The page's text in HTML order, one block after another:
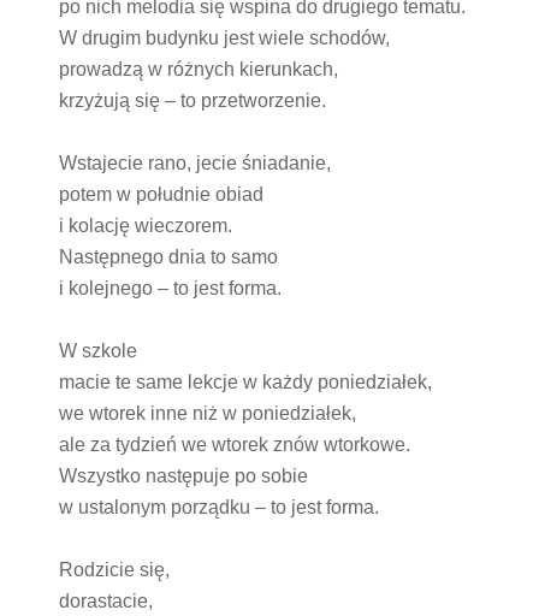
po nich melodia się wspina do drugiego tematu.
W drugim budynku jest wiele schodów,
prowadzą w różnych kierunkach,
krzyżują się – to przetworzenie.
Wstajecie rano, jecie śniadanie,
potem w południe obiad
i kolację wieczorem.
Następnego dnia to samo
i kolejnego – to jest forma.
W szkole
macie te same lekcje w każdy poniedziałek,
we wtorek inne niż w poniedziałek,
ale za tydzień we wtorek znów wtorkowe.
Wszystko następuje po sobie
w ustalonym porządku – to jest forma.
Rodzicie się,
dorastacie,